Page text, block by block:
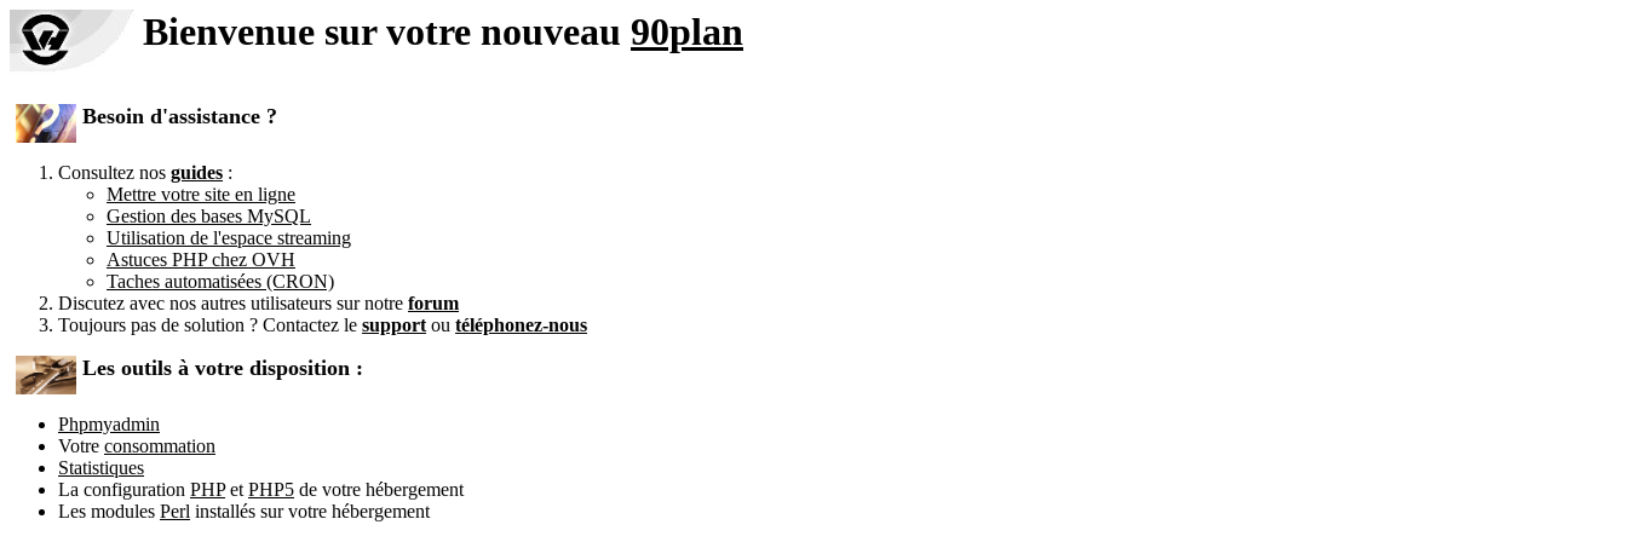
Bienvenue sur votre nouveau 90plan
Besoin d'assistance ?
Consultez nos guides :
Mettre votre site en ligne
Gestion des bases MySQL
Utilisation de l'espace streaming
Astuces PHP chez OVH
Taches automatisées (CRON)
Discutez avec nos autres utilisateurs sur notre forum
Toujours pas de solution ? Contactez le support ou téléphonez-nous
Les outils à votre disposition :
Phpmyadmin
Votre consommation
Statistiques
La configuration PHPet PHP5 de votre hébergement
Les modules Perl installés sur votre hébergement